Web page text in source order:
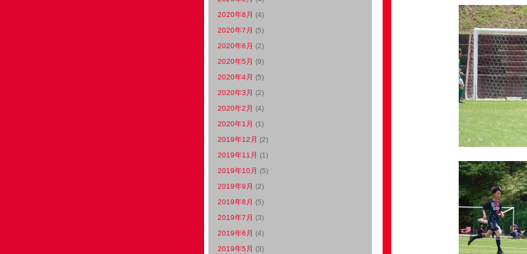
2020年8月 (4)
2020年7月 (5)
2020年6月 (2)
2020年5月 (9)
2020年4月 (5)
2020年3月 (2)
2020年2月 (4)
2020年1月 (1)
2019年12月 (2)
2019年11月 (1)
2019年10月 (5)
2019年9月 (2)
2019年8月 (5)
2019年7月 (3)
2019年6月 (4)
2019年5月 (3)